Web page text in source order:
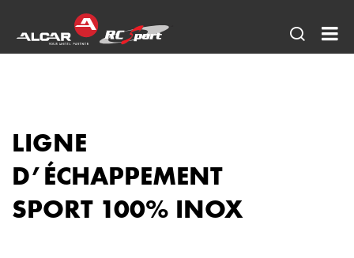
OuvrirRC
LIGNE
D’ÉCHAPPEMENT
SPORT 100% INOX